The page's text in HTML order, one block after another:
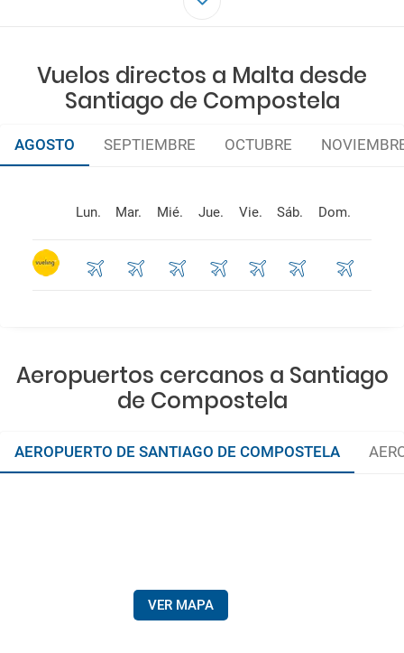
Vuelos directos a Malta desde
Santiago de Compostela
AGOSTO SEPTIEMBRE OCTUBRE
Lun. Mar. Mié. Jue. Vie. Sáb. Dom.
Aeropuertos cercanos a Santiago
de Compostela
AEROPUERTO DE SANTIAGO DE COMPOSTELA
VER MAPA